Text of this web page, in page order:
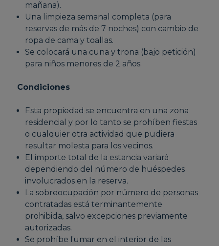
mañana).
Una limpieza semanal completa (para
reservas de más de 7 noches) con cambio de
ropa de cama y toallas.
Se colocará una cuna y trona (bajo petición)
para niños menores de 2 años.
Condiciones
Esta propiedad se encuentra en una zona
residencial y por lo tanto se prohíben fiestas
o cualquier otra actividad que pudiera
resultar molesta para los vecinos.
El importe total de la estancia variará
dependiendo del número de huéspedes
involucrados en la reserva.
La sobreocupación por número de personas
contratadas está terminantemente
prohibida, salvo excepciones previamente
autorizadas.
Se prohíbe fumar en el interior de las